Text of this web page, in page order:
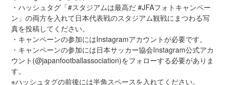
・ハッシュタグ「#スタジアムは最高だ #JFAフォトキャンペー
ン」の両方を入れて日本代表戦のスタジアム観戦にまつわる写
真を投稿してください。
・キャンペーンの参加にはInstagramアカウントが必要です。
・キャンペーンの参加には日本サッカー協会Instagram公式アカ
ウント(@japanfootballassociation)をフォローする必要がありま
す。
※ハッシュタグの前後には半角スペースを入れてください。